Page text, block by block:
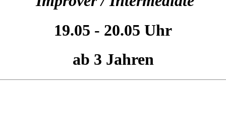
19.05 - 20.05 Uhr
ab 3 Jahren